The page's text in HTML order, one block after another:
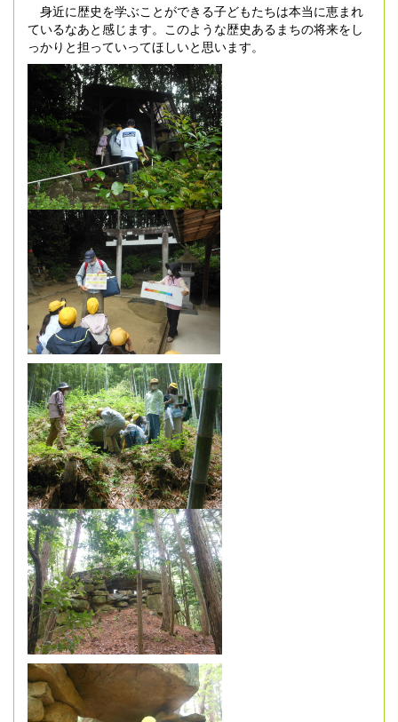
身近に歴史を学ぶことができる子どもたちは本当に恵まれ
ているなあと感じます。このような歴史あるまちの将来をし
っかりと担っていってほしいと思います。